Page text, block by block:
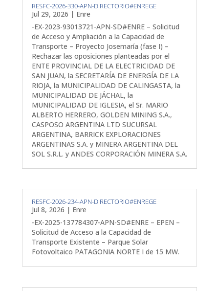
RESFC-2026-330-APN-DIRECTORIO#ENREGE
Jul 29, 2026 | Enre
-EX-2023-93013721-APN-SD#ENRE – Solicitud
de Acceso y Ampliación a la Capacidad de
Transporte – Proyecto Josemaría (fase I) –
Rechazar las oposiciones planteadas por el
ENTE PROVINCIAL DE LA ELECTRICIDAD DE
SAN JUAN, la SECRETARÍA DE ENERGÍA DE LA
RIOJA, la MUNICIPALIDAD DE CALINGASTA, la
MUNICIPALIDAD DE JÁCHAL, la
MUNICIPALIDAD DE IGLESIA, el Sr. MARIO
ALBERTO HERRERO, GOLDEN MINING S.A.,
CASPOSO ARGENTINA LTD SUCURSAL
ARGENTINA, BARRICK EXPLORACIONES
ARGENTINAS S.A. y MINERA ARGENTINA DEL
SOL S.R.L. y ANDES CORPORACIÓN MINERA S.A.
RESFC-2026-234-APN-DIRECTORIO#ENREGE
Jul 8, 2026 | Enre
-EX-2025-137784307-APN-SD#ENRE – EPEN –
Solicitud de Acceso a la Capacidad de
Transporte Existente – Parque Solar
Fotovoltaico PATAGONIA NORTE I de 15 MW.